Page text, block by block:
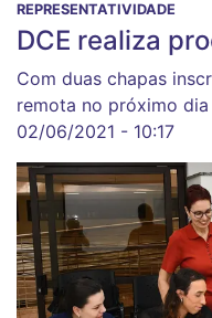
REPRESENTATIVIDADE
DCE realiza
Com duas chapas
remota no próximo
02/06/2021 - 10:17